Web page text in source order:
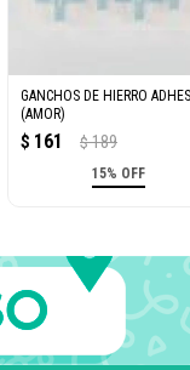
GANCHOS DE HIERRO
(AMOR)
$ 161 $ 189
15% OFF